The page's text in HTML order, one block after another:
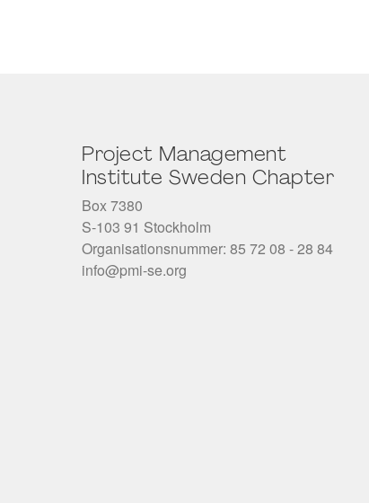
Project Management
Institute Sweden Chapter
Box 7380
S-103 91 Stockholm
Organisationsnummer: 85 72 08 - 28 84
info@pmi-se.org